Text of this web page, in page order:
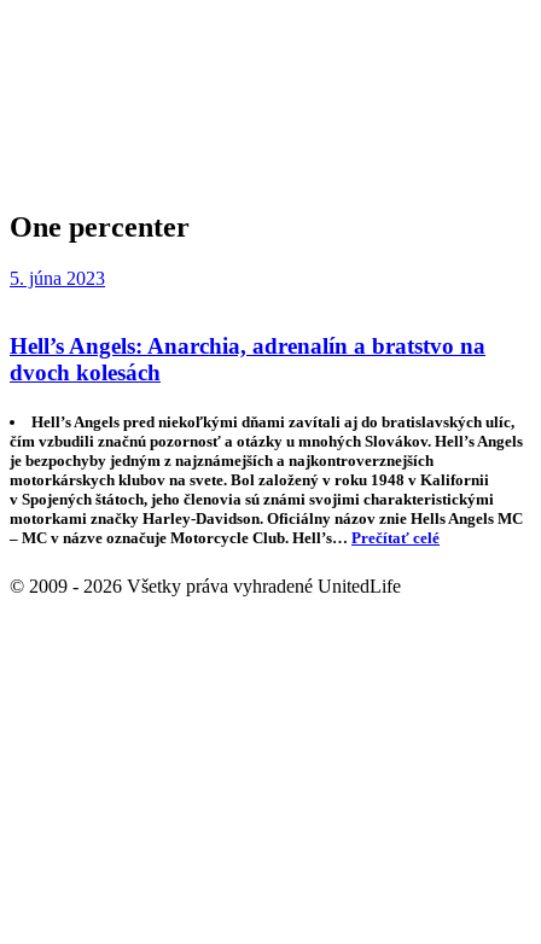
One percenter
5. júna 2023
Hell’s Angels: Anarchia, adrenalín a bratstvo na
dvoch kolesách
Hell’s Angels pred niekoľkými dňami zavítali aj do bratislavských ulíc,
čím vzbudili značnú pozornosť a otázky u mnohých Slovákov. Hell’s Angels
je bezpochyby jedným z najznámejších a najkontroverznejších
motorkárskych klubov na svete. Bol založený v roku 1948 v Kalifornii
v Spojených štátoch, jeho členovia sú známi svojimi charakteristickými
motorkami značky Harley-Davidson. Oficiálny názov znie Hells Angels MC
– MC v názve označuje Motorcycle Club. Hell’s… Prečítať celé
© 2009 - 2026 Všetky práva vyhradené UnitedLife